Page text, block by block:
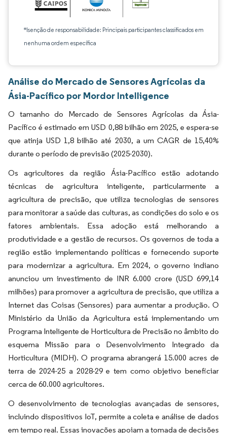
*Isenção de responsabilidade: Principais participantes classificados em
nenhuma ordem específica
Análise do Mercado de Sensores Agrícolas da
Ásia-Pacífico por Mordor Intelligence
O tamanho do Mercado de Sensores Agrícolas da Ásia-
Pacífico é estimado em USD 0,88 bilhão em 2025, e espera-se
que atinja USD 1,8 bilhão até 2030, a um CAGR de 15,40%
durante o período de previsão (2025-2030).
Os agricultores da região Ásia-Pacífico estão adotando
técnicas de agricultura inteligente, particularmente a
agricultura de precisão, que utiliza tecnologias de sensores
para monitorar a saúde das culturas, as condições do solo e os
fatores ambientais. Essa adoção está melhorando a
produtividade e a gestão de recursos. Os governos de toda a
região estão implementando políticas e fornecendo suporte
para modernizar a agricultura. Em 2024, o governo indiano
anunciou um investimento de INR 6.000 crore (USD 699,14
milhões) para promover a agricultura de precisão, que utiliza a
Internet das Coisas (Sensores) para aumentar a produção. O
Ministério da União da Agricultura está implementando um
Programa Inteligente de Horticultura de Precisão no âmbito do
esquema Missão para o Desenvolvimento Integrado da
Horticultura (MIDH). O programa abrangerá 15.000 acres de
terra de 2024-25 a 2028-29 e tem como objetivo beneficiar
cerca de 60.000 agricultores.
O desenvolvimento de tecnologias avançadas de sensores,
incluindo dispositivos IoT, permite a coleta e análise de dados
em tempo real. Essas inovações apoiam a tomada de decisões